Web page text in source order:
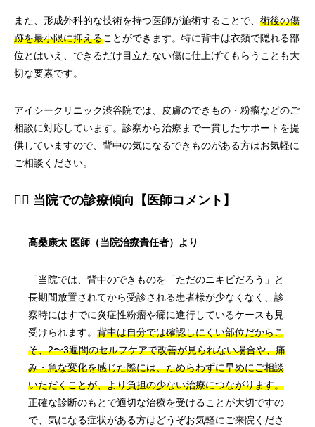
また、形成外科的な技術を持つ医師が施術することで、 術後の傷
跡を最小限に抑えることができます。特に背中は衣類で隠れる部
位とはいえ、できるだけ目立たない傷に仕上げてもらうことも大
切な要素です。
アイシークリニック渋谷院では、皮膚のできもの・粉瘤などのご
相談に対応しています。診察から治療まで一貫したサポートを提
供していますので、背中の気になるできものがある方はお気軽に
ご相談ください。
👨‍⚕️ 当院での診療傾向【医師コメント】
高桑康太 医師（当院治療責任者）より
「当院では、背中のできものを「ただのニキビだろう」と
長期間放置されてから受診される患者様が少なくなく、診
察時にはすでに炎症性粉瘤や癤に進行しているケースも見
受けられます。 背中は自分では確認しにくい部位だからこ
そ、2〜3週間のセルフケアで改善が見られない場合や、痛
み・急な変化を感じた際には、ためらわずに早めにご相談
いただくことが、より負担の少ない治療につながります。
正確な診断のもとで適切な治療を受けることが大切ですの
で、気になる症状がある方はどうぞお気軽にご来院くださ